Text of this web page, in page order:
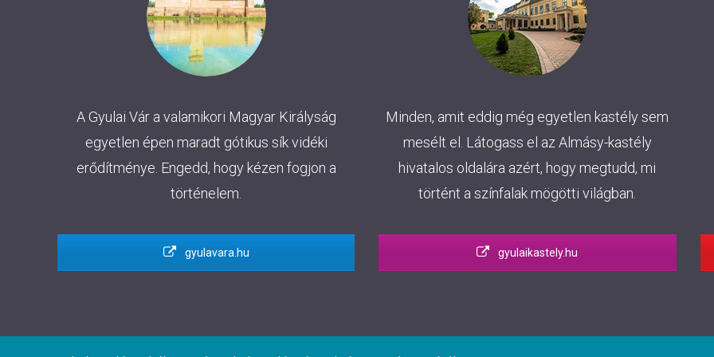
A Gyulai Vár a valamikori Magyar Királyság
egyetlen épen maradt gótikus sík vidéki
erődítménye. Engedd, hogy kézen fogjon a
történelem.
gyulavara.hu
Minden, amit eddig még egyetlen kastély sem
mesélt el. Látogass el az Almásy-kastély
hivatalos oldalára azért, hogy megtudd, mi
történt a színfalak mögötti világban.
gyulaikastely.hu